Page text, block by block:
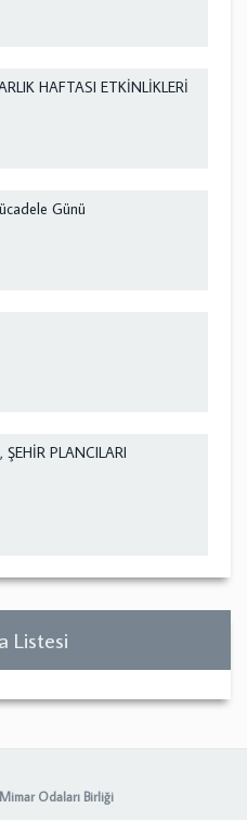
HAFTASI ETKİNLİKLERİ
Günü
PLANCILARI
Listesi
Odaları Birliği